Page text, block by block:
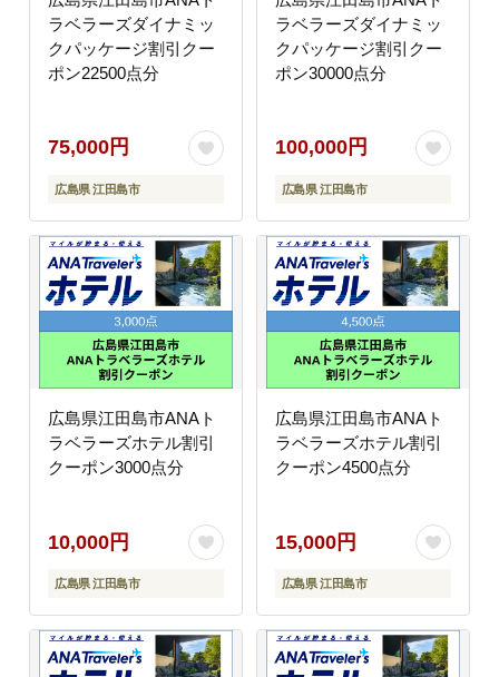
ラベラーズダイナミッ
クパッケージ割引クー
ポン22500点分
75,000円
広島県 江田島市
ラベラーズダイナミッ
クパッケージ割引クー
ポン30000点分
100,000円
広島県 江田島市
広島県江田島市ANAト
ラベラーズホテル割引
クーポン3000点分
10,000円
広島県 江田島市
広島県江田島市ANAト
ラベラーズホテル割引
クーポン4500点分
15,000円
広島県 江田島市